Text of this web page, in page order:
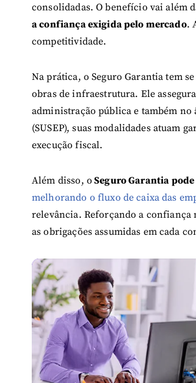
consolidadas. O benefício vai além
a confiança exigida pelo mercado.
competitividade.
Na prática, o Seguro Garantia tem
obras de infraestrutura. Ele
administração pública e também
(SUSEP), suas modalidades atuam
execução fiscal.
Além disso, o Seguro Garantia
melhorando o fluxo de caixa das
relevância. Reforçando a
as obrigações assumidas em cada